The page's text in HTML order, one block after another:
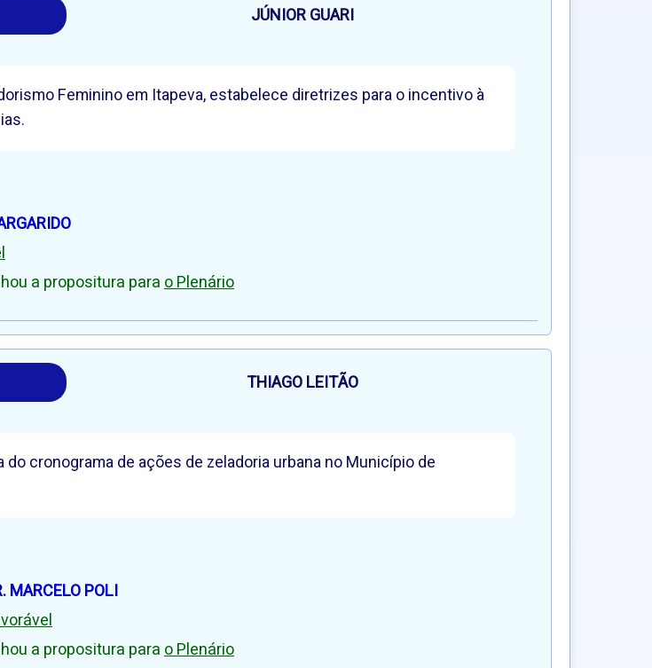
JÚNIOR GUARI
Feminino em Itapeva, estabelece diretrizes para o incentivo à
a propositura parao Plenário
THIAGO LEITÃO
cronograma de ações de zeladoria urbana no Município de
MARCELO POLI
a propositura parao Plenário